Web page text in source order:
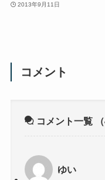
2013年9月11日
コメント
コメント一覧
ゆい